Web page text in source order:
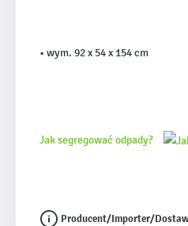
• wym. 92 x 54 x 154 cm
Jak segregować odpady?
Producent/Importer/